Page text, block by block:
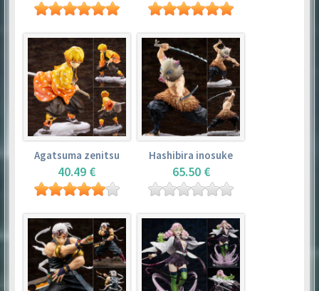
Agatsuma zenitsu
40.49 €
Hashibira inosuke
65.50 €